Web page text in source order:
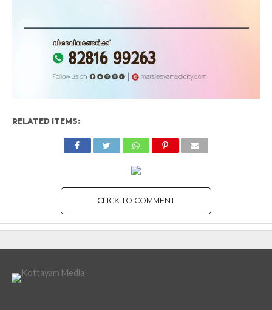
RELATED ITEMS:
CLICK TO COMMENT